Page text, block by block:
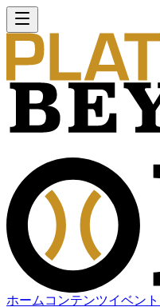
ホーム コンテンツイベント